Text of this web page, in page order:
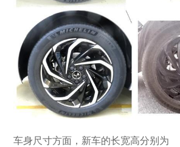
车身尺寸方面，新车的长宽高分别为